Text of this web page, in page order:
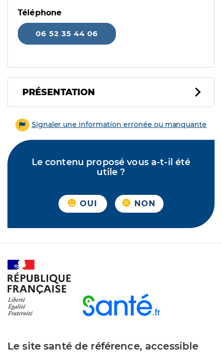
Téléphone
06 52 35 44 06
PRÉSENTATION
Signaler une information erronée ou manquante
Le contenu proposé vous a-t-il été
utile ?
OUI NON
Le site santé de référence, accessible